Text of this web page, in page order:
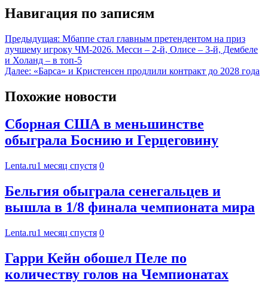
Навигация по записям
Предыдущая: Мбаппе стал главным претендентом на приз
лучшему игроку ЧМ-2026. Месси – 2-й, Олисе – 3-й, Дембеле
и Холанд – в топ-5
Далее: «Барса» и Кристенсен продлили контракт до 2028 года
Похожие новости
Сборная США в меньшинстве
обыграла Боснию и Герцеговину
Lenta.ru1 месяц спустя 0
Бельгия обыграла сенегальцев и
вышла в 1/8 финала чемпионата мира
Lenta.ru1 месяц спустя 0
Гарри Кейн обошел Пеле по
количеству голов на Чемпионатах